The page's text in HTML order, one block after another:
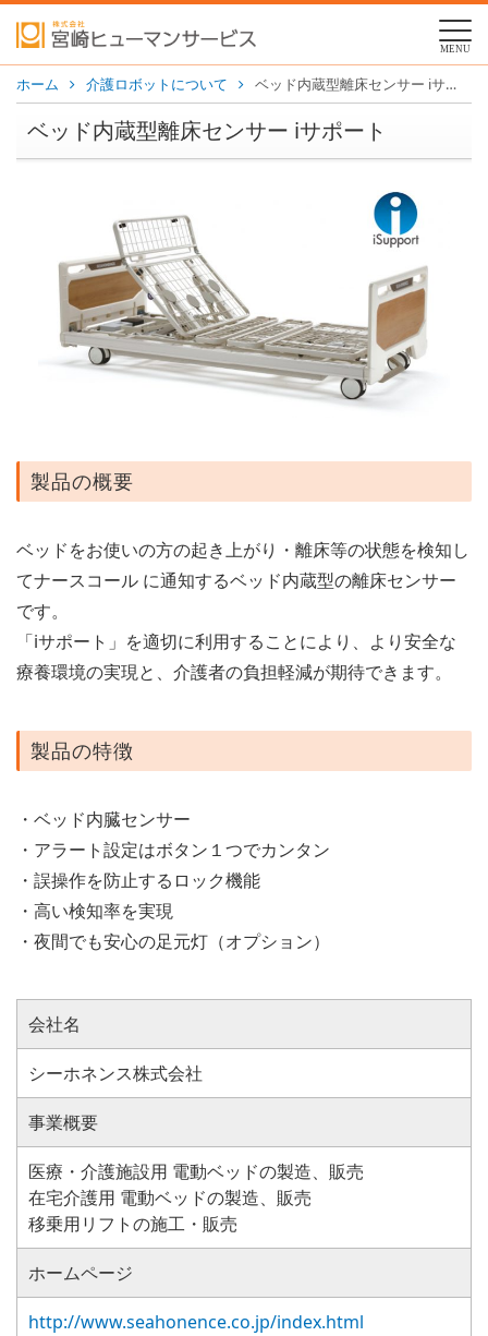
MENU
ホーム 介護ロボットについて ベッド内蔵型離床センサー iサポート
ベッド内蔵型離床センサー iサポート
製品の概要
ベッドをお使いの方の起き上がり・離床等の状態を検知し
てナースコール に通知するベッド内蔵型の離床センサー
です。
「iサポート」を適切に利用することにより、より安全な
療養環境の実現と、介護者の負担軽減が期待できます。
製品の特徴
・ベッド内臓センサー
・アラート設定はボタン１つでカンタン
・誤操作を防止するロック機能
・高い検知率を実現
・夜間でも安心の足元灯（オプション）
会社名
シーホネンス株式会社
事業概要
医療・介護施設用 電動ベッドの製造、販売
在宅介護用 電動ベッドの製造、販売
移乗用リフトの施工・販売
ホームページ
http://www.seahonence.co.jp/index.html